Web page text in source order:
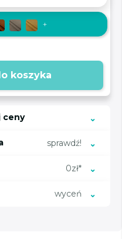
+
koszyka
ceny
sprawdź!
0zł*
wyceń